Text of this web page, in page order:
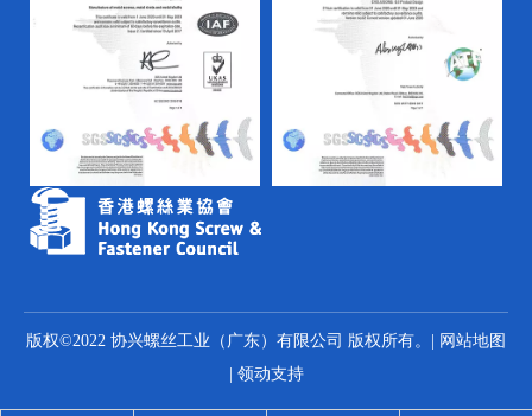
版权©2022 协兴螺丝工业（广东）有限公司 版权所有。|
网站地图
领动支持